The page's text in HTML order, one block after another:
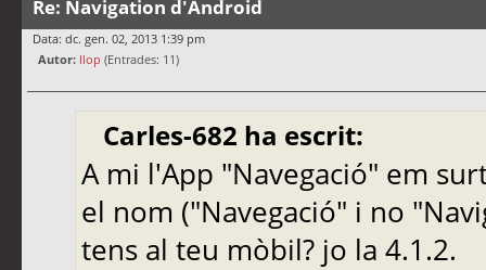
Re: Navigation d'Android
Data: dc. gen. 02, 2013 1:39 pm
Autor: llop (Entrades: 11)
Carles-682 ha escrit:
A mi l'App "Navegació" em
el nom ("Navegació" i no
tens al teu mòbil? jo la 4.1.2.